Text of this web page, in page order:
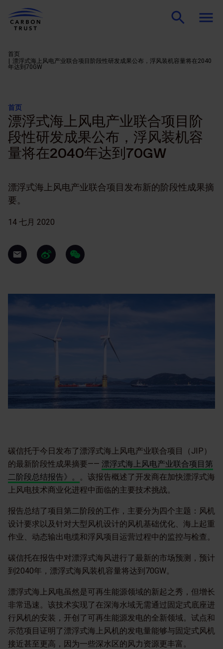
首页
漂浮式海上风电产业联合项目阶段性研发成果公布，浮风装机容量将在2040
年达到70GW
首页
漂浮式海上风电产业联合项目阶
段性研发成果公布，浮风装机容
量将在2040年达到70GW
漂浮式海上风电产业联合项目发布新的阶段性成果摘
要。
14 七月 2020
碳信托于今日发布了漂浮式海上风电产业联合项目（JIP）
的最新阶段性成果摘要—— 漂浮式海上风电产业联合项目第
二阶段总结报告》。
。该报告概述了开发商在加快漂浮式海
上风电技术商业化进程中面临的主要技术挑战。
报告总结了项目第二阶段的工作，主要分为四个主题：风机
设计要求以及针对大型风机设计的风机基础优化、海上起重
作业、动态输出电缆和浮风项目运营过程中的监控与检查。
碳信托在报告中对漂浮式海风进行了最新的市场预测，预计
到2040年，漂浮式海风装机容量将达到70GW。
漂浮式海上风电虽然是可再生能源领域的新起之秀，但增长
非常迅速。该技术实现了在深海水域无需通过固定式底座进
行风机的安装，开创了可再生能源发电的全新领域。试点和
示范项目证明了漂浮式海上风机的发电量能够与固定式风机
接近甚至更高，因为一些深水区的风力资源更丰富。